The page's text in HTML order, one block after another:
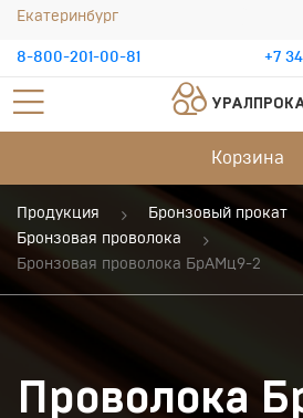
Екатеринбург
8-800-201-00-81 +7
Корзина
Продукция
Бронзовый прокат
Бронзовая проволока
Бронзовая проволока БрАМц9-2
Проволока